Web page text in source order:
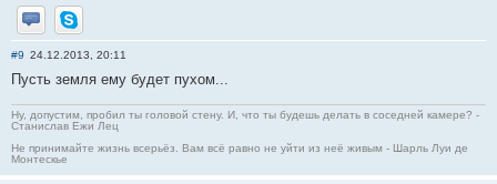
Отправить личное сообщение
Skype
#9 24.12.2013, 20:11
Пусть земля ему будет пухом...
Ну, допустим, пробил ты головой стену. И, что ты будешь делать в соседней камере? -
Станислав Ежи Лец
Не принимайте жизнь всерьёз. Вам всё равно не уйти из неё живым - Шарль Луи де
Монтескье